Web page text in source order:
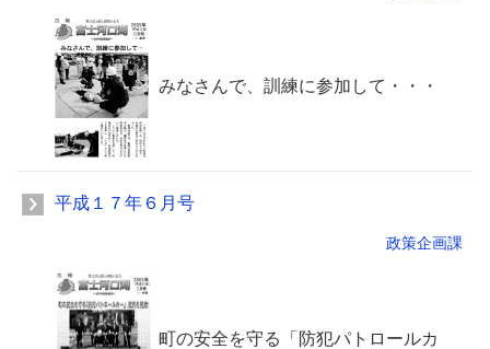
みなさんで、訓練に参加して・・・
平成１７年６月号
政策企画課
町の安全を守る「防犯パトロールカ